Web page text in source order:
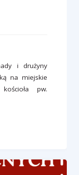
i drużyny
na miejskie
pw.